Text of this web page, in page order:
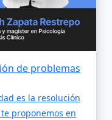
de problemas
es la resolución
proponemos en